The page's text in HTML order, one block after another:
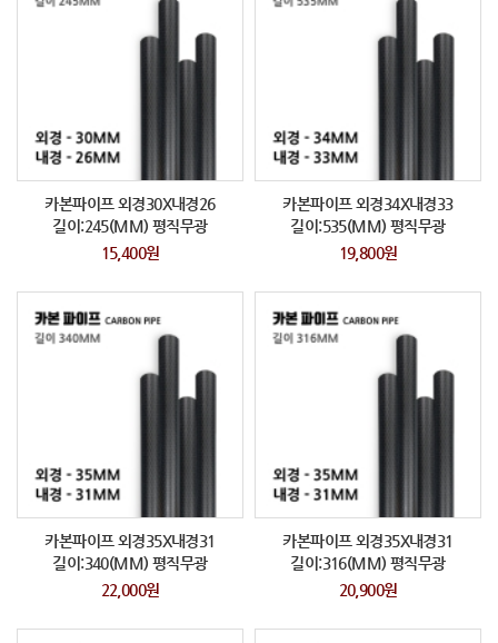
카본파이프 외경30X내경26
길이:245(MM) 평직무광
15,400원
카본파이프 외경34X내경33
길이:535(MM) 평직무광
19,800원
카본파이프 외경35X내경31
길이:340(MM) 평직무광
22,000원
카본파이프 외경35X내경31
길이:316(MM) 평직무광
20,900원